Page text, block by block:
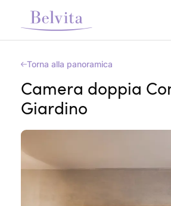
Torna alla panoramica
Camera doppia
Giardino